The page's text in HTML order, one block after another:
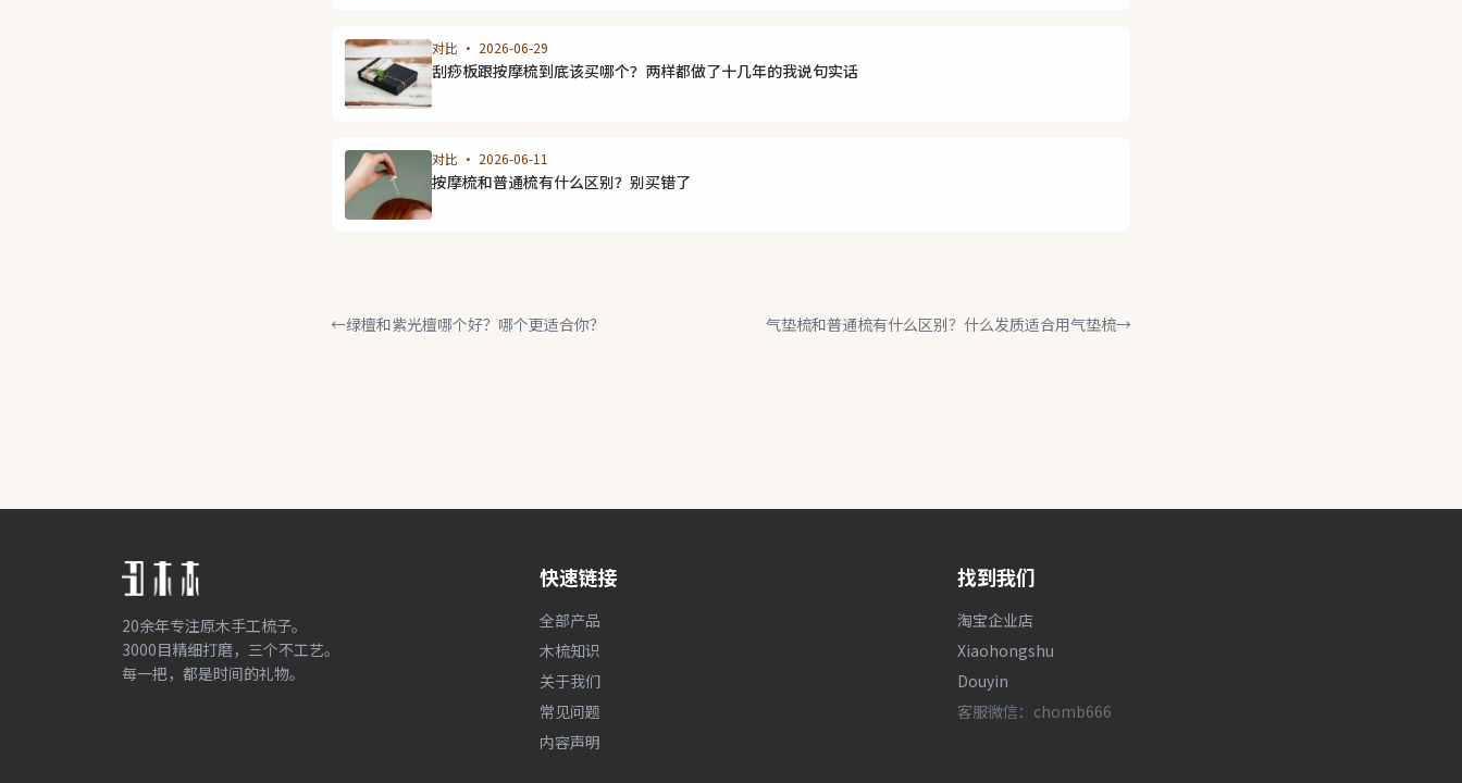
对比 · 2026-06-29
刮痧板跟按摩梳到底该买哪个？两样都做了十几年的我说句实话
对比 · 2026-06-11
按摩梳和普通梳有什么区别？别买错了
←绿檀和紫光檀哪个好？哪个更适合你？ 气垫梳和普通梳有什么区别？什么发质适合用气垫梳→
20余年专注原木手工梳子。
3000目精细打磨，三个不工艺。
每一把，都是时间的礼物。
快速链接
全部产品
木梳知识
关于我们
常见问题
内容声明
找到我们
淘宝企业店
Xiaohongshu
Douyin
客服微信：chomb666